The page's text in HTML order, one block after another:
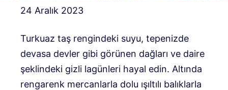
24 Aralık 2023
Turkuaz taş rengindeki suyu, tepenizde
devasa devler gibi görünen dağları ve daire
şeklindeki gizli lagünleri hayal edin. Altında
rengarenk mercanlarla dolu ışıltılı balıklarla